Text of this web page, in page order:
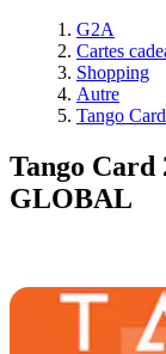
G2A
Cartes
Shopping
Autre
Tango Card
Tango Card
GLOBAL